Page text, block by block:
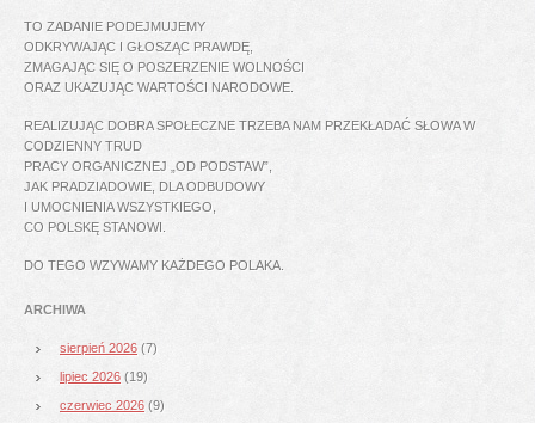
TO ZADANIE PODEJMUJEMY
ODKRYWAJĄC I GŁOSZĄC PRAWDĘ,
ZMAGAJĄC SIĘ O POSZERZENIE WOLNOŚCI
ORAZ UKAZUJĄC WARTOŚCI NARODOWE.
REALIZUJĄC DOBRA SPOŁECZNE TRZEBA NAM PRZEKŁADAĆ SŁOWA W
CODZIENNY TRUD
PRACY ORGANICZNEJ „OD PODSTAW”,
JAK PRADZIADOWIE, DLA ODBUDOWY
I UMOCNIENIA WSZYSTKIEGO,
CO POLSKĘ STANOWI.
DO TEGO WZYWAMY KAŻDEGO POLAKA.
ARCHIWA
sierpień 2026 (7)
lipiec 2026 (19)
czerwiec 2026 (9)